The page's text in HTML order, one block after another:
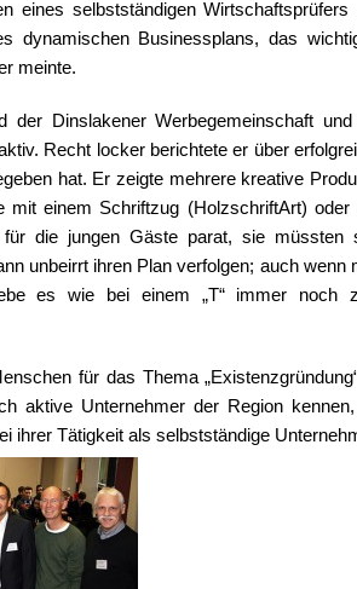
eines selbstständigen Wirtschaftsprüfers
dynamischen Businessplans, das
meinte.
der Dinslakener Werbegemeinschaft
Recht locker berichtete er über
hat. Er zeigte mehrere kreative
einem Schriftzug (HolzschriftArt) oder
die jungen Gäste parat, sie müssten
unbeirrt ihren Plan verfolgen; auch wenn
es wie bei einem „T“ immer noch
für das Thema
aktive Unternehmer der Region
ihrer Tätigkeit als selbstständige